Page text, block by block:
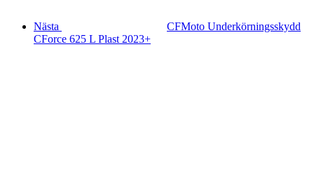
Nästa
CFMoto Underkörningsskydd
CForce 625 L Plast 2023+